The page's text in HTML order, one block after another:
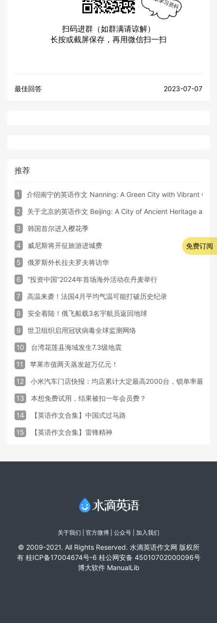
扫码进群（如群满请谅解）
长按或截屏保存，再用微信扫一扫
最佳回答 2023-07-07
推荐
1 介绍南宁的英语作文 Nanning: A Green City with Vibrant
2 关于北京的英语作文 Beijing: A City of Ancient Heritage and
3 韩国首尔进入樱花季
4 威尼斯将开征旅游进城费
5 俄罗斯外长拉夫罗夫将访华
6 “投资中国”2024年首场海外活动在丹麦举行
7 高温来袭！法国4月平均气温可能打破历史纪录
8 安全着陆！俄飞船载3名宇航员返回地球
9 世卫组织启用冠状病毒全球监测网络
10 台湾花莲县海域发生7.3级地震
11 苹果市值两天蒸发超万亿元！
12 小米汽车门店快报：均店累计大定最高2000台，锁单率最高
13 本想免费试用，结果被扣一年会员费？
14 【英语作文合集】中国式过马路
15 【英语作文合集】雷锋精神
关于我们 官方微博 | 公众号 | 加入我们
© 2009-2021. All Rights Reserved. 水滴英语作文网 版权所
有 桂ICP备17004674号-6 桂公网安备 45010702000096号
博大软件 ManualLib
免费订阅